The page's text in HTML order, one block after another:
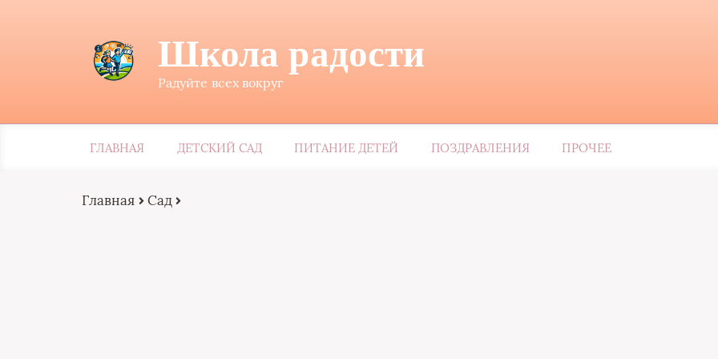
Школа радости
Радуйте всех вокруг
ГЛАВНАЯ ДЕТСКИЙ САД ПИТАНИЕ ДЕТЕЙ ПОЗДРАВЛЕНИЯ ПРОЧЕЕ
Главная Сад